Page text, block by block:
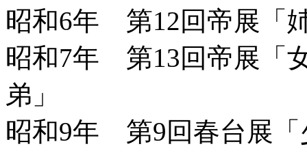
昭和6年 第12回帝展「
昭和7年 第13回帝展「
弟」
昭和9年 第9回春台展「